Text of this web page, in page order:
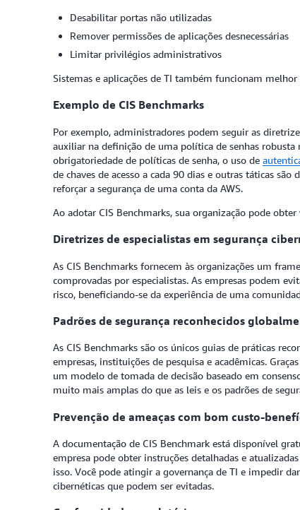
Desabilitar portas não utilizadas
Remover permissões de aplicações desnecessárias
Limitar privilégios administrativos
Sistemas e aplicações de TI também funcionam
Exemplo de CIS Benchmarks
Por exemplo, administradores podem seguir as
auxiliar na definição de uma política de senhas robusta
obrigatoriedade de políticas de senha, o uso de
de chaves de acesso a cada 90 dias e outras táticas
reforçar a segurança de uma conta da AWS.
Ao adotar CIS Benchmarks, sua organização pode
Diretrizes de especialistas em segurança
As CIS Benchmarks fornecem às organizações um
comprovadas por especialistas. As empresas podem
risco, beneficiando-se da experiência de uma
Padrões de segurança reconhecidos
As CIS Benchmarks são os únicos guias de práticas
empresas, instituições de pesquisa e acadêmicas.
um modelo de tomada de decisão baseado em
muito mais amplas do que as leis e os padrões de
Prevenção de ameaças com bom custo-
A documentação de CIS Benchmark está disponível
empresa pode obter instruções detalhadas e
isso. Você pode atingir a governança de TI e impedir
cibernéticas que podem ser evitadas.